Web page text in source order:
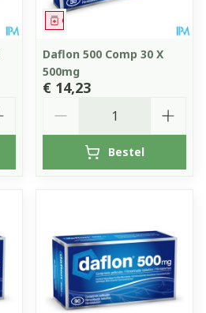
Geneesmiddel
Daflon 500 Comp 30 X
500mg
€ 14,23
Bestel